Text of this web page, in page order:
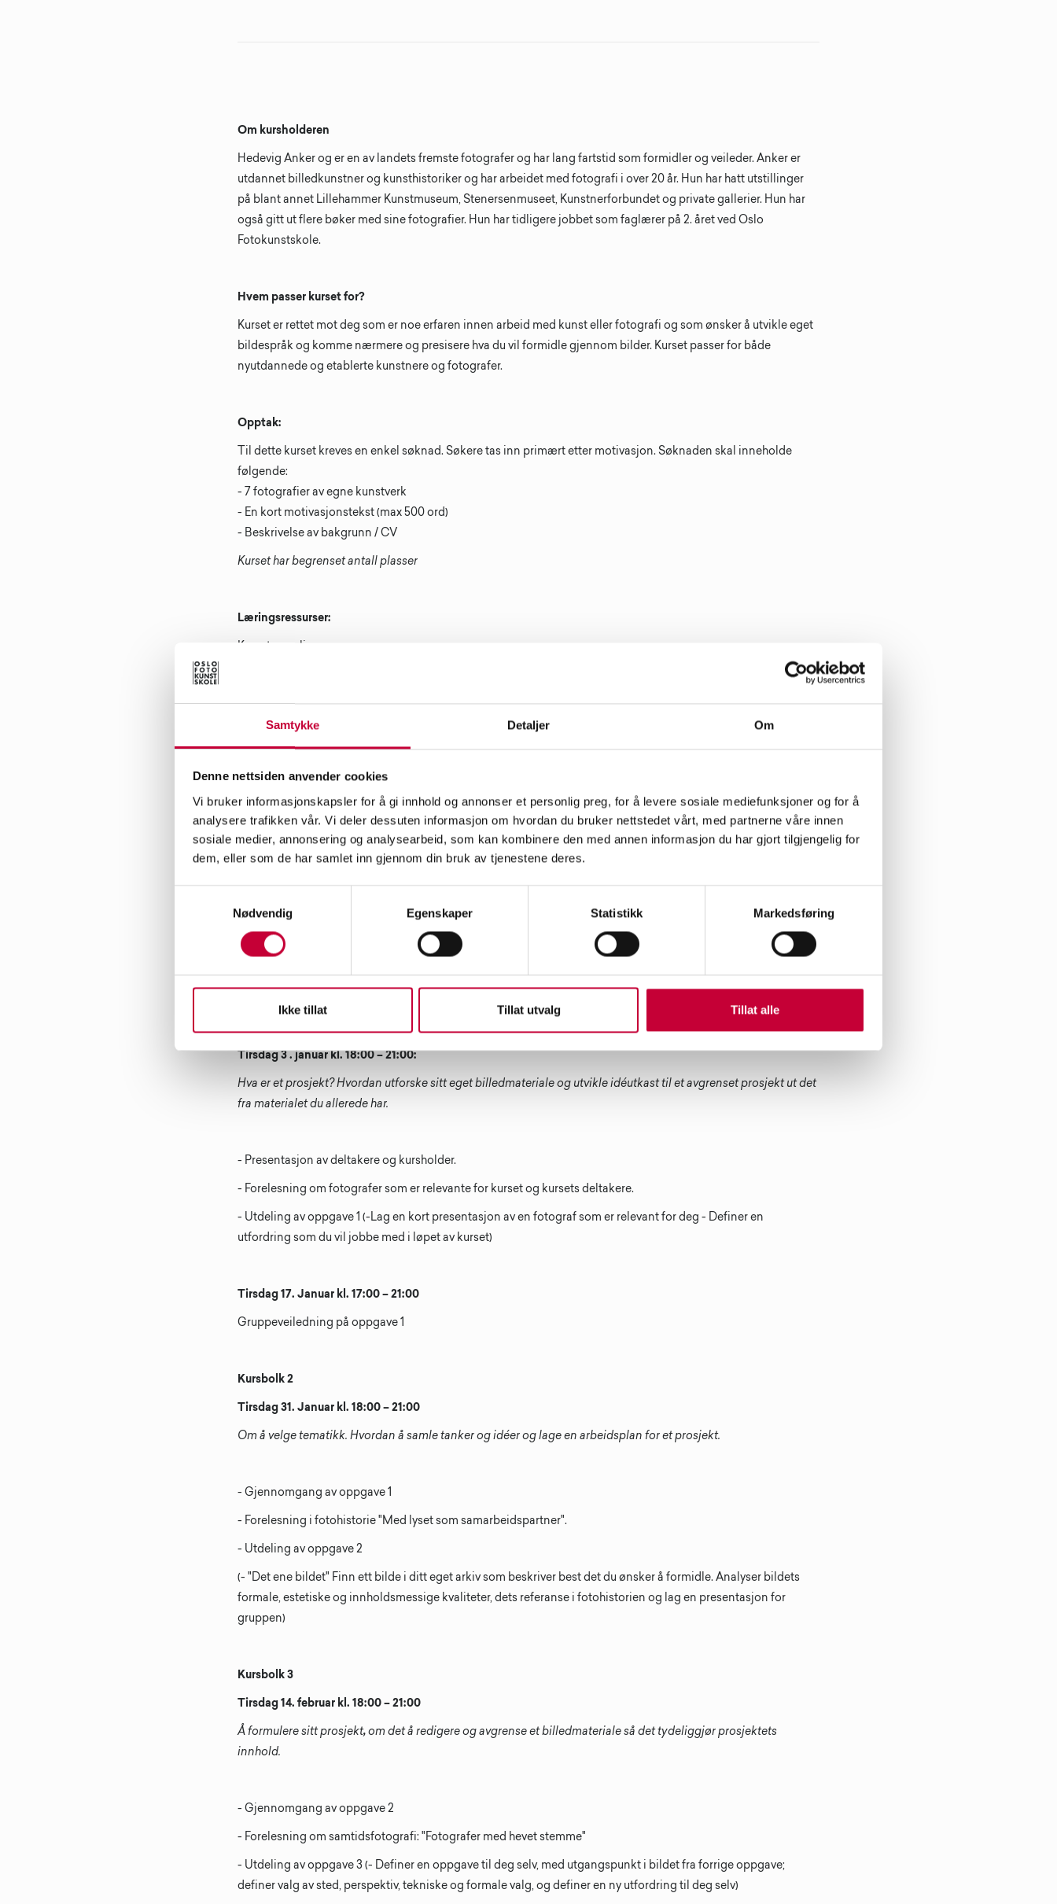
Samtykke Detaljer Om
Denne nettsiden anvender cookies
Vi bruker informasjonskapsler for å gi innhold og annonser et personlig preg, for å levere sosiale mediefunksjoner og for å
analysere trafikken vår. Vi deler dessuten informasjon om hvordan du bruker nettstedet vårt, med partnerne våre innen
sosiale medier, annonsering og analysearbeid, som kan kombinere den med annen informasjon du har gjort tilgjengelig for
dem, eller som de har samlet inn gjennom din bruk av tjenestene deres.
Nødvendig
Egenskaper Statistikk Markedsføring
Ikke tillat Tillat utvalg Tillat alle
Om kursholderen
Hedevig Anker og er en av landets fremste fotografer og har lang fartstid som formidler og veileder. Anker er
utdannet billedkunstner og kunsthistoriker og har arbeidet med fotografi i over 20 år. Hun har hatt utstillinger
på blant annet Lillehammer Kunstmuseum, Stenersenmuseet, Kunstnerforbundet og private gallerier. Hun har
også gitt ut flere bøker med sine fotografier. Hun har tidligere jobbet som faglærer på 2. året ved Oslo
Fotokunstskole.
Hvem passer kurset for?
Kurset er rettet mot deg som er noe erfaren innen arbeid med kunst eller fotografi og som ønsker å utvikle eget
bildespråk og komme nærmere og presisere hva du vil formidle gjennom bilder. Kurset passer for både
nyutdannede og etablerte kunstnere og fotografer.
Opptak:
Til dette kurset kreves en enkel søknad. Søkere tas inn primært etter motivasjon. Søknaden skal inneholde
følgende:
- 7 fotografier av egne kunstverk
- En kort motivasjonstekst (max 500 ord)
- Beskrivelse av bakgrunn / CV
Kurset har begrenset antall plasser
Læringsressurser:
Bildene som skal presenteres i klassen må være digitalisert
Søknadsfrist:
4 . desember 2022
Kurset er delt inn i fire bolker. Man møtes samlet på nettet fem ganger i løpet av kursperioden, i tillegg får alle to
veiledninger med kursleder; en i liten gruppe og en individuell.
Tirsdag 3 . januar kl. 18:00 – 21:00:
Hva er et prosjekt? Hvordan utforske sitt eget billedmateriale og utvikle idéutkast til et avgrenset prosjekt ut det
fra materialet du allerede har.
- Presentasjon av deltakere og kursholder.
- Forelesning om fotografer som er relevante for kurset og kursets deltakere.
- Utdeling av oppgave 1 (-Lag en kort presentasjon av en fotograf som er relevant for deg - Definer en
utfordring som du vil jobbe med i løpet av kurset)
Tirsdag 17. Januar kl. 17:00 – 21:00
Gruppeveiledning på oppgave 1
Kursbolk 2
Tirsdag 31. Januar kl. 18:00 – 21:00
Om å velge tematikk. Hvordan å samle tanker og idéer og lage en arbeidsplan for et prosjekt.
- Gjennomgang av oppgave 1
- Forelesning i fotohistorie "Med lyset som samarbeidspartner".
- Utdeling av oppgave 2
(- "Det ene bildet" Finn ett bilde i ditt eget arkiv som beskriver best det du ønsker å formidle. Analyser bildets
formale, estetiske og innholdsmessige kvaliteter, dets referanse i fotohistorien og lag en presentasjon for
gruppen)
Kursbolk 3
Tirsdag 14. februar kl. 18:00 – 21:00
Å formulere sitt prosjekt,om det å redigere og avgrense et billedmateriale så det tydeliggjør prosjektets
innhold.
- Gjennomgang av oppgave 2
- Forelesning om samtidsfotografi: "Fotografer med hevet stemme"
- Utdeling av oppgave 3 (- Definer en oppgave til deg selv, med utgangspunkt i bildet fra forrige oppgave;
definer valg av sted, perspektiv, tekniske og formale valg, og definer en ny utfordring til deg selv)